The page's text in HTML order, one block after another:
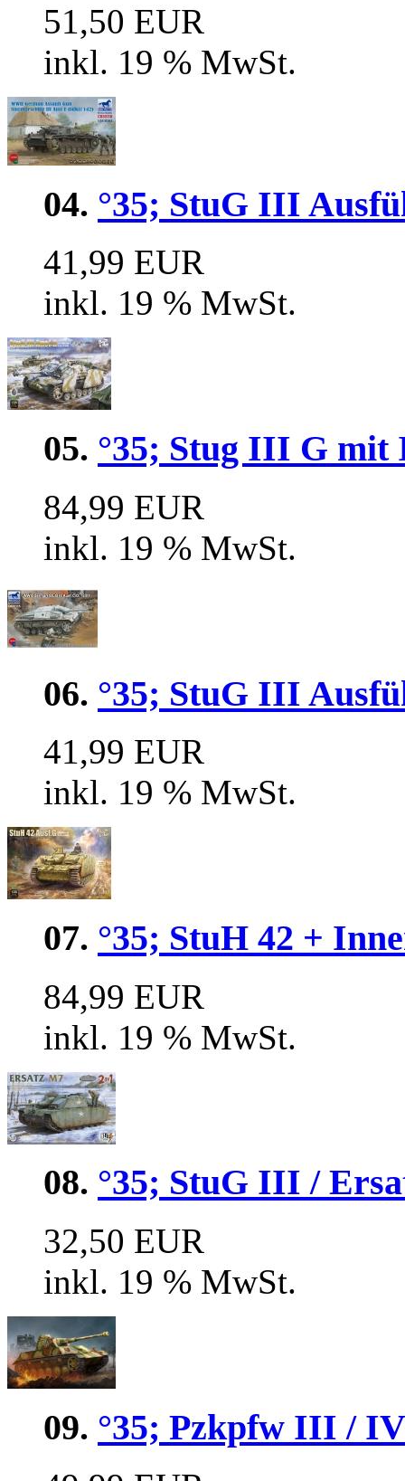
51,50 EUR
inkl. 19 % MwSt.
04. °35; StuG III
41,99 EUR
inkl. 19 % MwSt.
05. °35; Stug III G
84,99 EUR
inkl. 19 % MwSt.
06. °35; StuG III
41,99 EUR
inkl. 19 % MwSt.
07. °35; StuH 42 +
84,99 EUR
inkl. 19 % MwSt.
08. °35; StuG III /
32,50 EUR
inkl. 19 % MwSt.
09. °35; Pzkpfw III /